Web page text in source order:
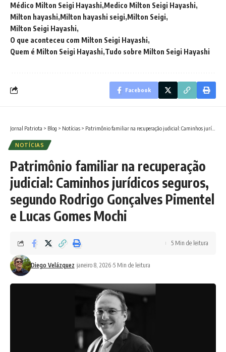
Médico Milton Seigi Hayashi Medico Milton Seigi Hayashi
Milton hayashi Milton hayashi seigi Milton Seigi
Milton Seigi Hayashi
O que aconteceu com Milton Seigi Hayashi
Quem é Milton Seigi Hayashi Tudo sobre Milton Seigi Hayashi
Facebook
Jornal Patriota > Blog > Notícias > Patrimônio familiar na recuperação judicial: Caminhos jurídicos seguros, segundo Rodrigo Gonçalves Pimentel e Lucas Gomes Mochi
NOTÍCIAS
Patrimônio familiar na recuperação
judicial: Caminhos jurídicos seguros,
segundo Rodrigo Gonçalves Pimentel
e Lucas Gomes Mochi
Diego Velázquez janeiro 8, 2026 5 Min de leitura
5 Min de leitura